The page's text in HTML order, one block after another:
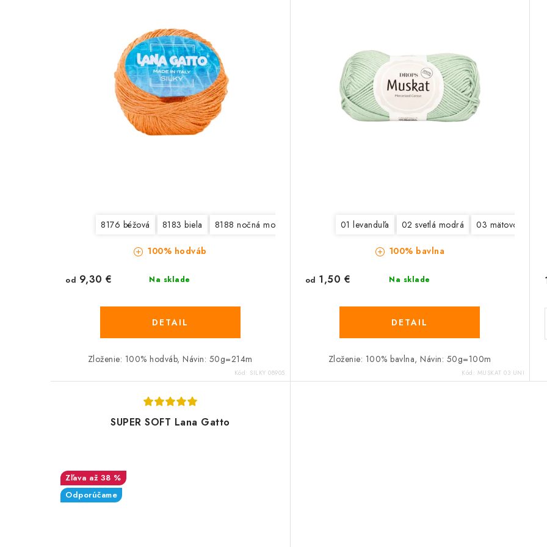
8176 béžová 8183 biela 8188 nočná modrá 8189 čierna 8724 svetlá šedá 8725 svetlá džínsová
100% hodváb
Na sklade
od 9,30 €
DETAIL
Zloženie: 100% hodváb, Návin: 50g=214m
Kód: SILKY 08905
01 levanduľa 02 svetlá modrá 03 mätovo zelená -
100% bavlna
Na sklade
od 1,50 €
DETAIL
Zloženie: 100% bavlna, Návin: 50g=100m
Kód: MUSKAT 03 UNI
SUPER SOFT Lana Gatto
až 38 %
Odporúčame